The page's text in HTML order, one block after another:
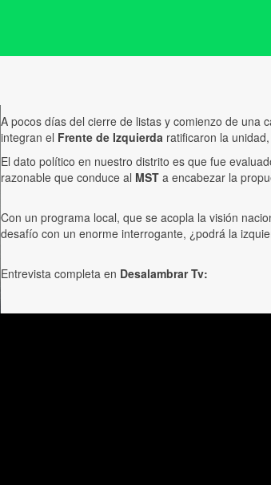
A pocos días del cierre de listas y comienzo de una
integran el Frente de Izquierda ratificaron la
El dato político en nuestro distrito es que fue
razonable que conduce al MST a encabezar la
Con un programa local, que se acopla la visión
desafío con un enorme interrogante, ¿podrá la
Entrevista completa en Desalambrar Tv: